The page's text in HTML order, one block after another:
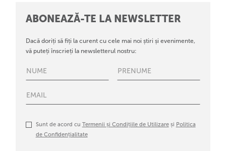
ABONEAZĂ-TE LA NEWSLETTER
Dacă doriți să fiți la curent cu cele mai noi știri și evenimente,
vă puteți înscrieți la newsletterul nostru:
Sunt de acord cu Termenii și Condițiile de Utilizareși Politica
de Confidențialitate